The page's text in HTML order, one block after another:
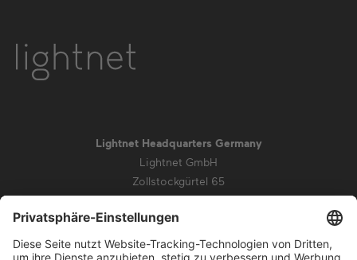
Lightnet Headquarters Germany
Lightnet GmbH
Zollstockgürtel 65
50969 Köln